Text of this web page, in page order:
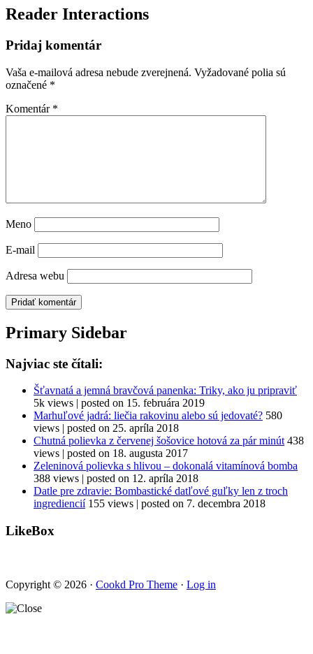
Reader Interactions
Pridaj komentár
Vaša e-mailová adresa nebude zverejnená. Vyžadované polia sú
označené *
Komentár *
Meno
E-mail
Adresa webu
Primary Sidebar
Najviac ste čítali:
Šťavnatá a jemná bravčová panenka: Triky, ako ju pripraviť
5k views
posted on 15. februára 2019
Marhuľové jadrá: liečia rakovinu alebo sú jedovaté? 580
views
posted on 25. apríla 2018
Chutná polievka z červenej šošovice hotová za pár minút 438
views
posted on 18. augusta 2017
Zeleninová polievka s hlivou – dokonalá vitamínová bomba
388 views
posted on 12. apríla 2018
Datle pre zdravie: Bombastické datľové guľky len z troch
ingrediencií 155 views posted on 7. decembra 2018
LikeBox
Copyright © 2026 · Cookd Pro Theme · Log in